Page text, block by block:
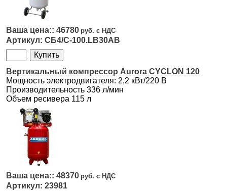
46780
СБ4/С-100.LB30AB
Вертикальный компрессор Aurora CYCLON 120
Мощность электродвигателя: 2,2 кВт/220 В
Производительность 336 л/мин
Объем ресивера 115 л
48370
23981